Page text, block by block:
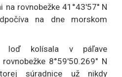
rovnobežke 41°43′57′′ N
na dne morskom
loď kolísala v páľave
8°59'50.269" N
súradnice už nikdy